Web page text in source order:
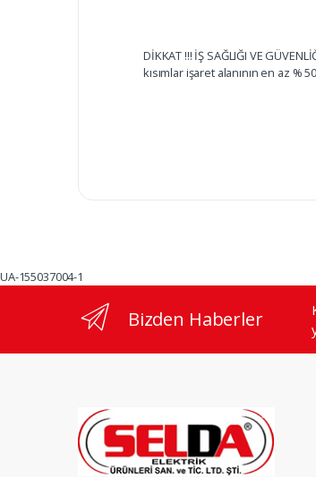
DİKKAT !!! İŞ SAĞLIĞI VE
kısımlar işaret alanının en az %
UA-155037004-1
Bizden Haberler